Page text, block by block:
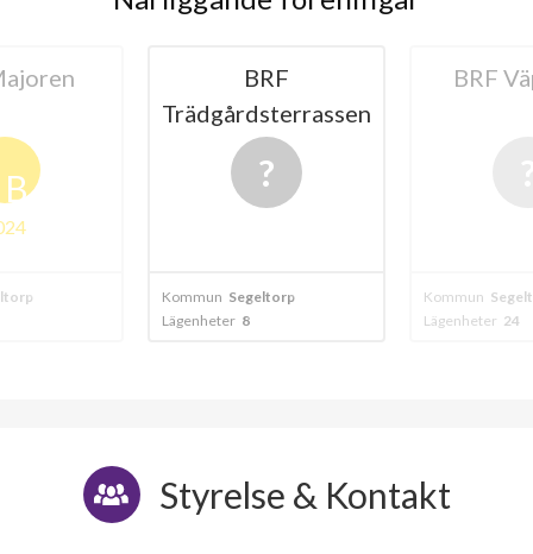
B
BRF
Trädgårdsterrassen
Kommun Segeltorp
Lägenheter 8
BRF
Kommun
Lägenheter 24
Styrelse & Kontakt